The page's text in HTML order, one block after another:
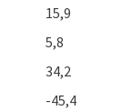
15,9
5,8
34,2
-45,4